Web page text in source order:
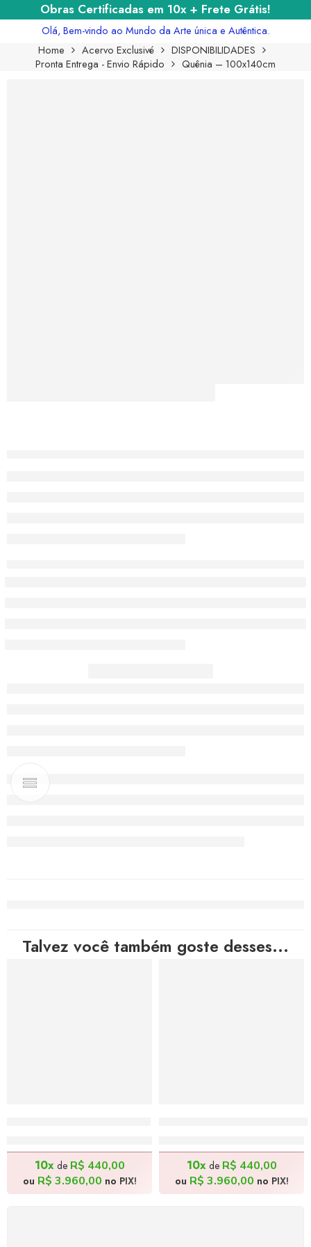
Obras Certificadas em 10x + Frete Grátis!
Olá, Bem-vindo ao Mundo da Arte única e Autêntica.
Home
Acervo Exclusivé
DISPONIBILIDADES
Pronta Entrega - Envio Rápido
Quênia – 100x140cm
Talvez você também goste desses...
10xde R$ 440,00
ou R$ 3.960,00 no PIX!
10xde R$ 440,00
ou R$ 3.960,00 no PIX!